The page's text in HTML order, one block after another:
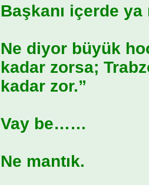
Başkanı içerde ya
Ne diyor büyük
kadar zorsa;
kadar zor.”
Vay be……
Ne mantık.